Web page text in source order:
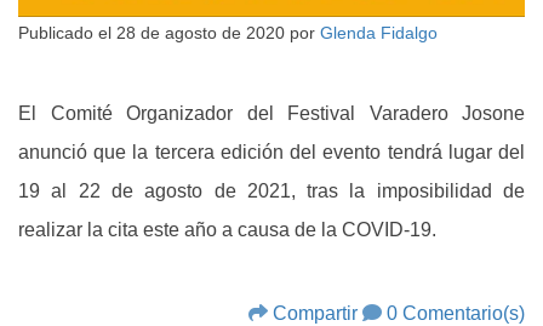
Publicado el 28 de agosto de 2020 por Glenda Fidalgo
El Comité Organizador del Festival Varadero Josone
anunció que la tercera edición del evento tendrá lugar del
19 al 22 de agosto de 2021, tras la imposibilidad de
realizar la cita este año a causa de la COVID-19.
Compartir 0 Comentario(s)